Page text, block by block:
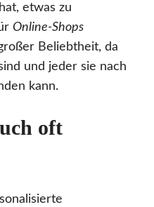
etwas zu
Online-Shops
Beliebtheit, da
und jeder sie nach
kann.
oft